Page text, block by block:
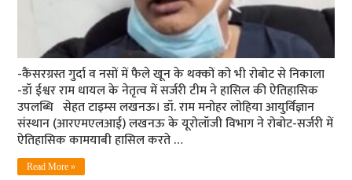
-कैंसरग्रस्त गुर्दा व नसों में फैले खून के थक्कों को भी रोबोट से निकाला
-डॉ ईश्वर राम धायल के नेतृत्व में सर्जरी टीम ने हासिल की ऐतिहासिक
उपलब्धि सेहत टाइम्स लखनऊ। डॉ. राम मनोहर लोहिया आयुर्विज्ञान
संस्थान (आरएमएलआई) लखनऊ के यूरोलॉजी विभाग ने रोबोट-सर्जरी में
ऐतिहासिक कामयाबी हासिल करते …
Read More »